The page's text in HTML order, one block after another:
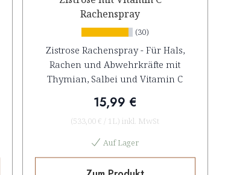
Rachenspray
(30)
Zistrose Rachenspray - Für Hals,
Rachen und Abwehrkräfte mit
Thymian, Salbei und Vitamin C
15,99 €
(533,00 € / 1L) inkl. MwSt
Auf Lager